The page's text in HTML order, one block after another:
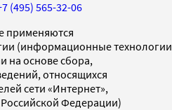
(495) 565-32-06
применяются
(информационные технологии
на основе сбора,
относящихся
сети «Интернет»,
Федерации)